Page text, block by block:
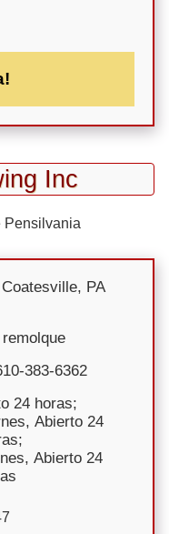
Inc
PA
383-6362
24 horas;
Abierto 24
Abierto 24